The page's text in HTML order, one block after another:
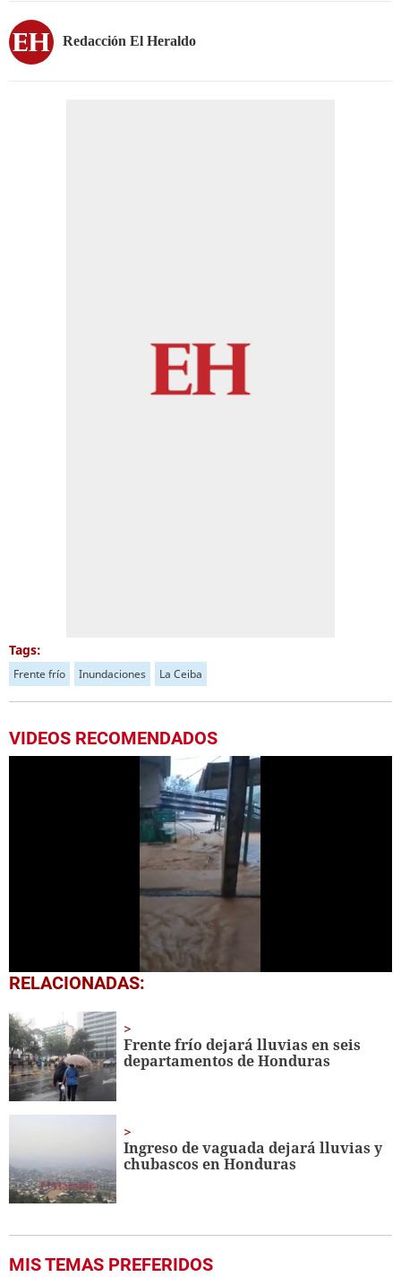
Redacción El Heraldo
Tags:
Frente frío Inundaciones La Ceiba
VIDEOS RECOMENDADOS
0
seconds
25
seconds
RELACIONADAS:
Frente frío dejará lluvias en seis
departamentos de Honduras
Ingreso de vaguada dejará lluvias y
chubascos en Honduras
MIS TEMAS PREFERIDOS